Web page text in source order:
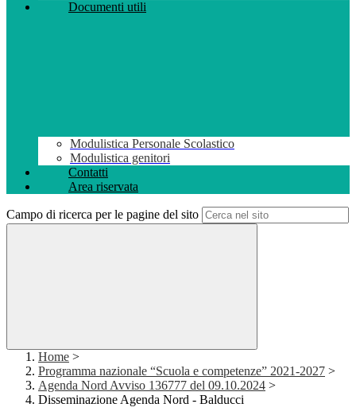
Documenti utili
Modulistica Personale Scolastico
Modulistica genitori
Contatti
Area riservata
Campo di ricerca per le pagine del sito
Home >
Programma nazionale “Scuola e competenze” 2021-2027 >
Agenda Nord Avviso 136777 del 09.10.2024 >
Disseminazione Agenda Nord - Balducci